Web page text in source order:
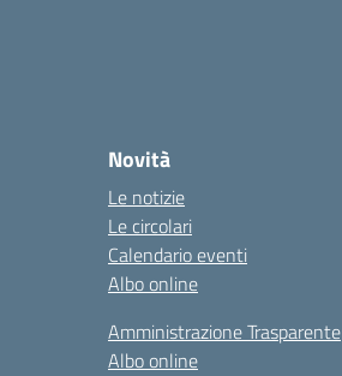
Novità
Le notizie
Le circolari
Calendario eventi
Albo online
Amministrazione Trasparente
Albo online